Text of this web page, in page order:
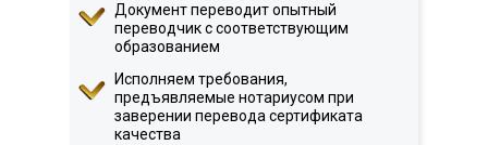
Документ переводит опытный
переводчик с соответствующим
образованием
Исполняем требования,
предъявляемые нотариусом при
заверении перевода сертификата
качества